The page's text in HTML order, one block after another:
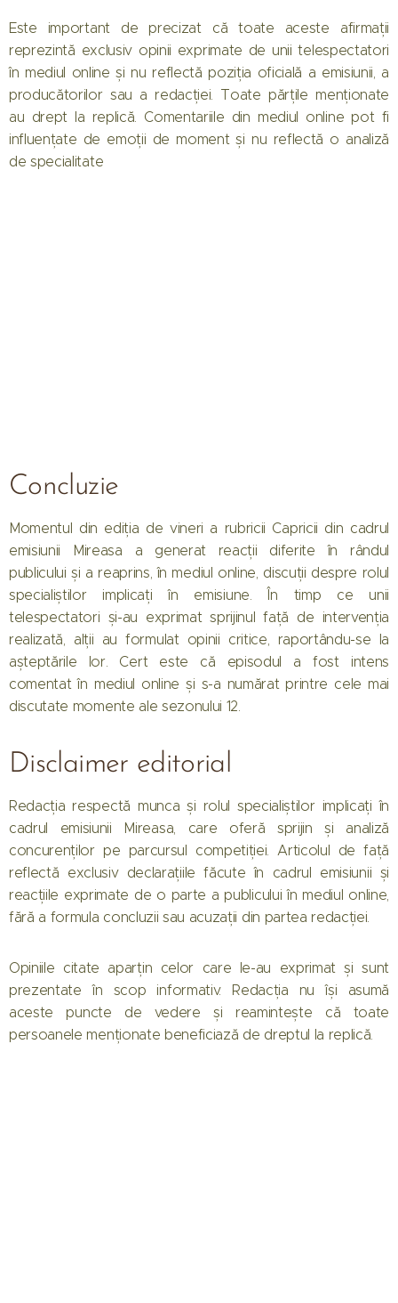
Este important de precizat că toate aceste afirmații
reprezintă exclusiv opinii exprimate de unii telespectatori
în mediul online și nu reflectă poziția oficială a emisiunii, a
producătorilor sau a redacției. Toate părțile menționate
au drept la replică. Comentariile din mediul online pot fi
influențate de emoții de moment și nu reflectă o analiză
de specialitate
Concluzie
Momentul din ediția de vineri a rubricii Capricii din cadrul
emisiunii Mireasa a generat reacții diferite în rândul
publicului și a reaprins, în mediul online, discuții despre rolul
specialiștilor implicați în emisiune. În timp ce unii
telespectatori și-au exprimat sprijinul față de intervenția
realizată, alții au formulat opinii critice, raportându-se la
așteptările lor. Cert este că episodul a fost intens
comentat în mediul online și s-a numărat printre cele mai
discutate momente ale sezonului 12.
Disclaimer editorial
Redacția respectă munca și rolul specialiștilor implicați în
cadrul emisiunii Mireasa, care oferă sprijin și analiză
concurenților pe parcursul competiției. Articolul de față
reflectă exclusiv declarațiile făcute în cadrul emisiunii și
reacțiile exprimate de o parte a publicului în mediul online,
fără a formula concluzii sau acuzații din partea redacției.
Opiniile citate aparțin celor care le-au exprimat și sunt
prezentate în scop informativ. Redacția nu își asumă
aceste puncte de vedere și reamintește că toate
persoanele menționate beneficiază de dreptul la replică.